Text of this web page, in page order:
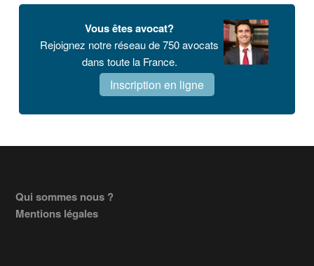
latérale
principale
Vous êtes avocat?
Rejoignez notre réseau de 750 avocats
dans toute la France.
Inscription en ligne
Footer
Qui sommes nous ?
Mentions légales